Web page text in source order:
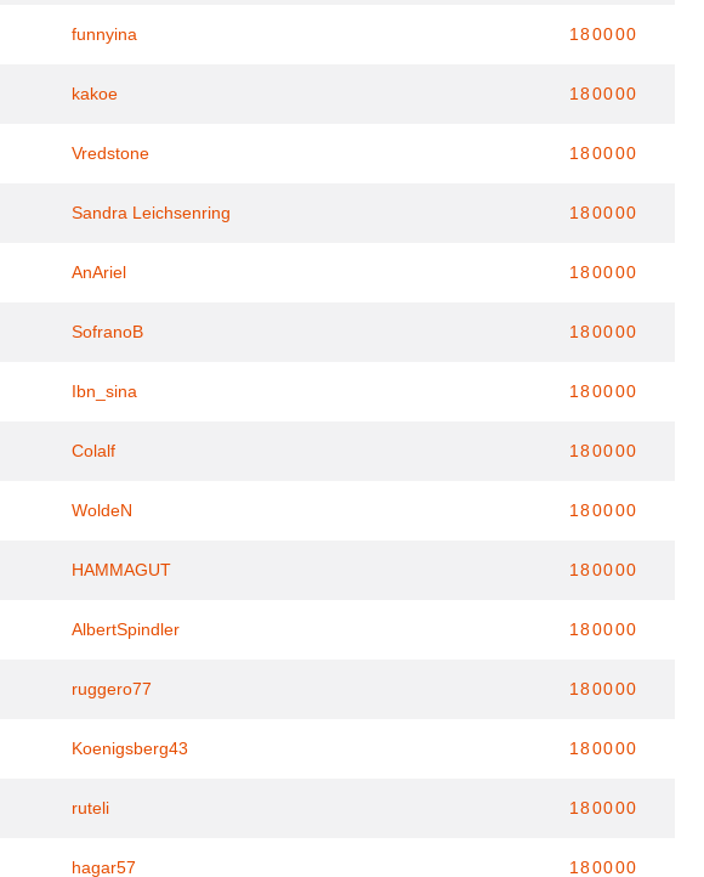
funnyina 180000
kakoe 180000
Vredstone 180000
Sandra Leichsenring 180000
AnAriel 180000
SofranoB 180000
Ibn_sina 180000
Colalf 180000
WoldeN 180000
HAMMAGUT 180000
AlbertSpindler 180000
ruggero77 180000
Koenigsberg43 180000
ruteli 180000
hagar57 180000